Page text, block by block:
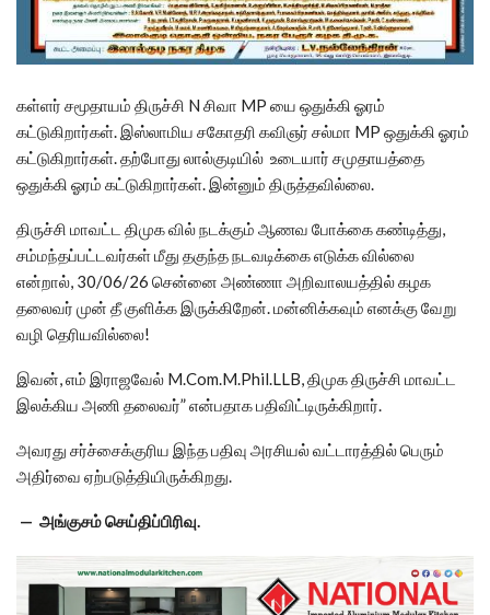
கள்ளர் சமூதாயம் திருச்சி N சிவா MP யை ஒதுக்கி ஓரம்
கட்டுகிறார்கள். இஸ்லாமிய சகோதரி கவிஞர் சல்மா MP ஒதுக்கி ஓரம்
கட்டுகிறார்கள். தற்போது லால்குடியில் உடையார் சமுதாயத்தை
ஒதுக்கி ஓரம் கட்டுகிறார்கள். இன்னும் திருத்தவில்லை.
திருச்சி மாவட்ட திமுக வில் நடக்கும் ஆணவ போக்கை கண்டித்து,
சம்மந்தப்பட்டவர்கள் மீது தகுந்த நடவடிக்கை எடுக்க வில்லை
என்றால், 30/06/26 சென்னை அண்ணா அறிவாலயத்தில் கழக
தலைவர் முன் தீ குளிக்க இருக்கிறேன். மன்னிக்கவும் எனக்கு வேறு
வழி தெரியவில்லை!
இவன், எம் இராஜவேல் M.Com.M.Phil.LLB, திமுக திருச்சி மாவட்ட
இலக்கிய அணி தலைவர்” என்பதாக பதிவிட்டிருக்கிறார்.
அவரது சர்ச்சைக்குரிய இந்த பதிவு அரசியல் வட்டாரத்தில் பெரும்
அதிர்வை ஏற்படுத்தியிருக்கிறது.
— அங்குசம் செய்திப்பிரிவு.